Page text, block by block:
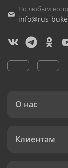
По любым
info@rus-
О нас
Клиентам